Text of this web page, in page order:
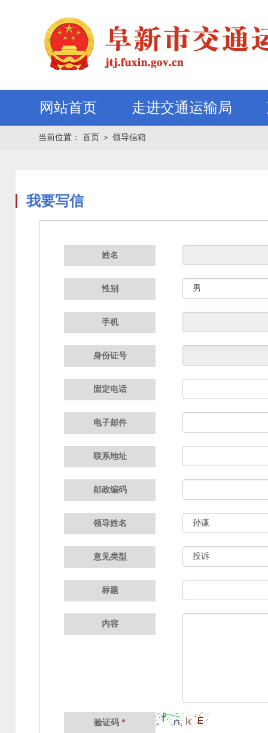
网站首页 走进交通运输局
当前位置： 首页 ＞ 领导信箱
我要写信
姓名
性别
手机
身份证号
固定电话
电子邮件
联系地址
邮政编码
领导姓名
意见类型
标题
内容
验证码 *